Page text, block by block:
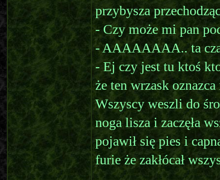
przybysza
- Czy może mi pan
- AAAAAAAA.. ta
- Ej czy jest tu ktoś
że ten wrzask
Wszyscy weszli do
noga lisza i zaczęła
pojawił się pies i
furie że zakłócał